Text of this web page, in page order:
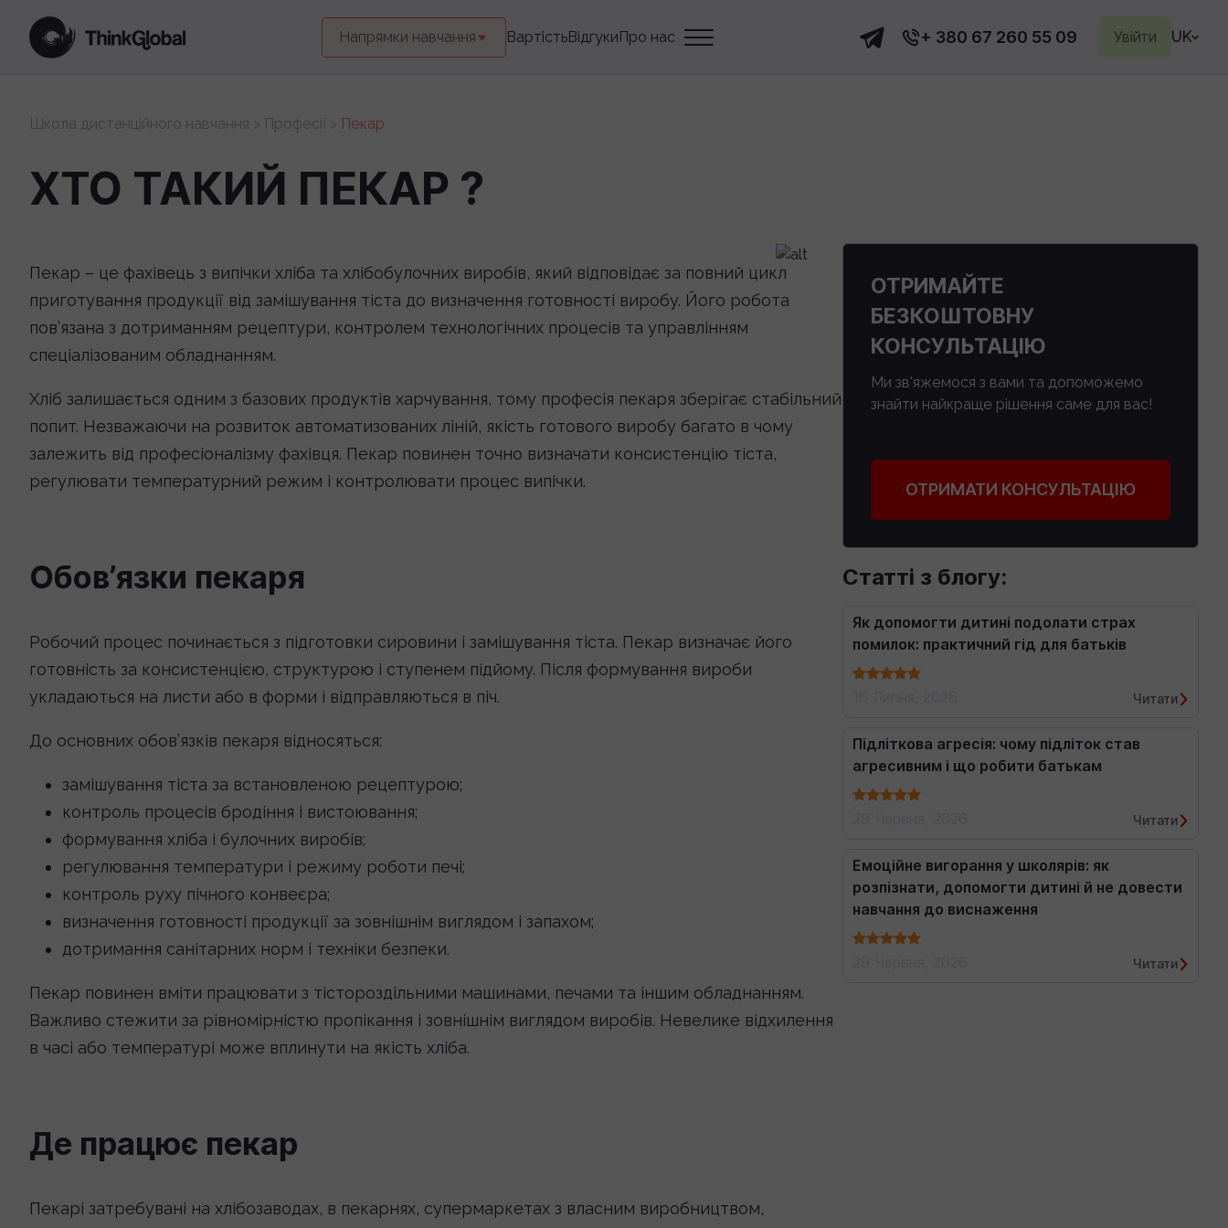
Напрямки навчання ВартістьВідгукиПро нас + 380 67 260 55 09 Увійти UK
Школа дистанційного навчання > Професії > Пекар
ХТО ТАКИЙ ПЕКАР ?
Пекар – це фахівець з випічки хліба та хлібобулочних виробів, який відповідає за повний цикл
приготування продукції від замішування тіста до визначення готовності виробу. Його робота
пов’язана з дотриманням рецептури, контролем технологічних процесів та управлінням
спеціалізованим обладнанням.
Хліб залишається одним з базових продуктів харчування, тому професія пекаря зберігає стабільний
попит. Незважаючи на розвиток автоматизованих ліній, якість готового виробу багато в чому
залежить від професіоналізму фахівця. Пекар повинен точно визначати консистенцію тіста,
регулювати температурний режим і контролювати процес випічки.
Обов’язки пекаря
Робочий процес починається з підготовки сировини і замішування тіста. Пекар визначає його
готовність за консистенцією, структурою і ступенем підйому. Після формування вироби
укладаються на листи або в форми і відправляються в піч.
До основних обов’язків пекаря відносяться:
замішування тіста за встановленою рецептурою;
контроль процесів бродіння і вистоювання;
формування хліба і булочних виробів;
регулювання температури і режиму роботи печі;
контроль руху пічного конвеєра;
визначення готовності продукції за зовнішнім виглядом і запахом;
дотримання санітарних норм і техніки безпеки.
Пекар повинен вміти працювати з тістороздільними машинами, печами та іншим обладнанням.
Важливо стежити за рівномірністю пропікання і зовнішнім виглядом виробів. Невелике відхилення
в часі або температурі може вплинути на якість хліба.
Де працює пекар
Пекарі затребувані на хлібозаводах, в пекарнях, супермаркетах з власним виробництвом,
ОТРИМАЙТЕ
БЕЗКОШТОВНУ
КОНСУЛЬТАЦІЮ
Ми зв'яжемося з вами та допоможемо
знайти найкраще рішення саме для вас!
ОТРИМАТИ КОНСУЛЬТАЦІЮ
Статті з блогу:
Як допомогти дитині подолати страх
помилок: практичний гід для батьків
Читати
Підліткова агресія: чому підліток став
агресивним і що робити батькам
Читати
Емоційне вигорання у школярів: як
розпізнати, допомогти дитині й не довести
навчання до виснаження
Читати